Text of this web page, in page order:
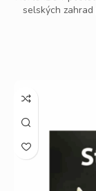
selských